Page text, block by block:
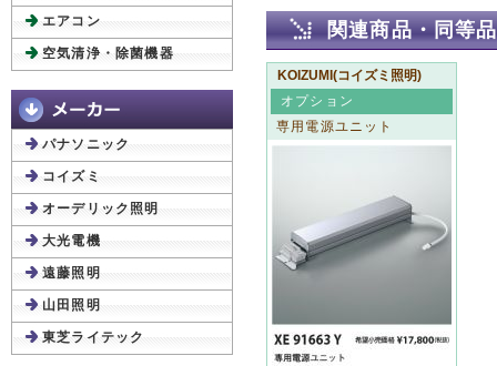
関連商品・同等品
KOIZUMI(コイズミ照明)
オプション
専用電源ユニット
エアコン
空気清浄・除菌機器
パナソニック
コイズミ
オーデリック照明
大光電機
遠藤照明
山田照明
東芝ライテック